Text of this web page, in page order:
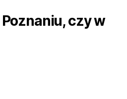
Poznaniu, czy w